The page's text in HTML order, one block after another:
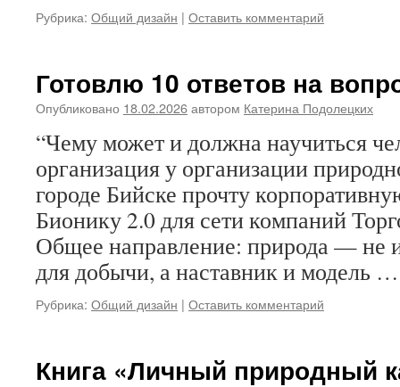
Рубрика: Общий дизайн | Оставить комментарий
Готовлю 10 ответов на
Опубликовано 18.02.2026автором Катерина Подолецких
“Чему может и должна научиться
организация у организации
городе Бийске прочту
Бионику 2.0 для сети компаний
Общее направление: природа — не
для добычи, а наставник и модель
Рубрика: Общий дизайн | Оставить комментарий
Книга «Личный природный